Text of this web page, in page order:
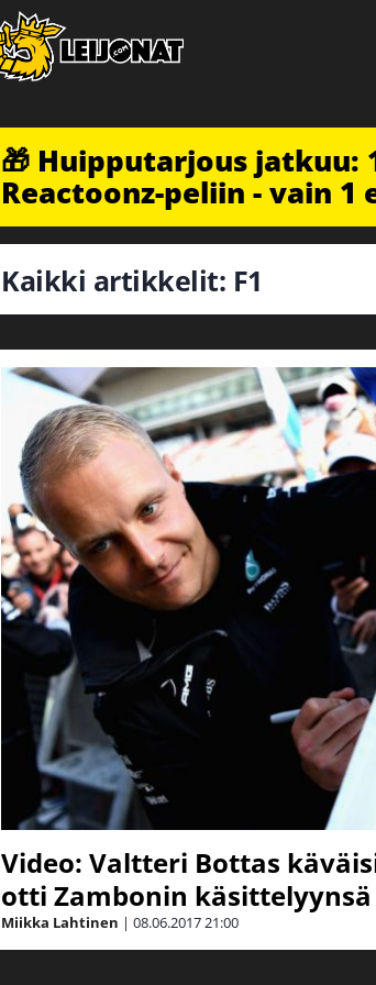
🎁 Huipputarjous jatkuu:
Reactoonz-peliin - vain 1
Kaikki artikkelit: F1
Video: Valtteri Bottas
otti Zambonin käsittelyynsä
Miikka Lahtinen | 08.06.201721:00